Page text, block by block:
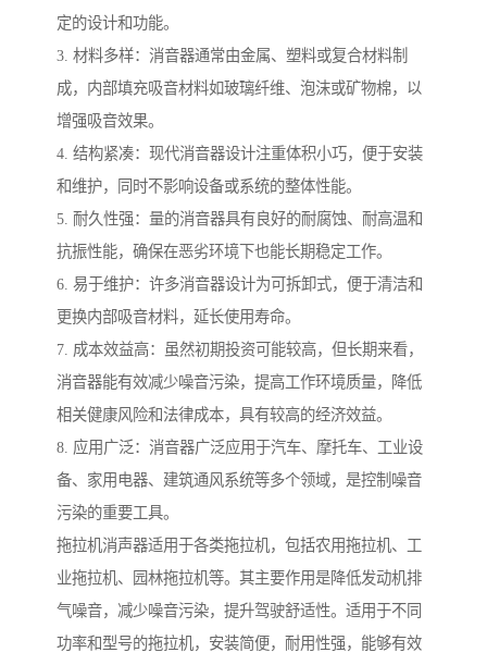
定的设计和功能。
3. 材料多样：消音器通常由金属、塑料或复合材料制
成，内部填充吸音材料如玻璃纤维、泡沫或矿物棉，以
增强吸音效果。
4. 结构紧凑：现代消音器设计注重体积小巧，便于安装
和维护，同时不影响设备或系统的整体性能。
5. 耐久性强：量的消音器具有良好的耐腐蚀、耐高温和
抗振性能，确保在恶劣环境下也能长期稳定工作。
6. 易于维护：许多消音器设计为可拆卸式，便于清洁和
更换内部吸音材料，延长使用寿命。
7. 成本效益高：虽然初期投资可能较高，但长期来看，
消音器能有效减少噪音污染，提高工作环境质量，降低
相关健康风险和法律成本，具有较高的经济效益。
8. 应用广泛：消音器广泛应用于汽车、摩托车、工业设
备、家用电器、建筑通风系统等多个领域，是控制噪音
污染的重要工具。
拖拉机消声器适用于各类拖拉机，包括农用拖拉机、工
业拖拉机、园林拖拉机等。其主要作用是降低发动机排
气噪音，减少噪音污染，提升驾驶舒适性。适用于不同
功率和型号的拖拉机，安装简便，耐用性强，能够有效